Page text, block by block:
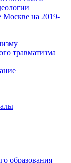
Москве на 2019-
травматизма
образования